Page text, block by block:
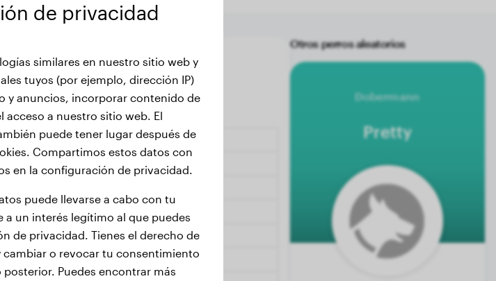
Otros perros aleatorios
Dobermann
Pretty
de privacidad
similares en nuestro sitio web y
tuyos (por ejemplo, dirección IP)
y anuncios, incorporar contenido de
acceso a nuestro sitio web. El
puede tener lugar después de
Compartimos estos datos con
en la configuración de privacidad.
puede llevarse a cabo con tu
un interés legítimo al que puedes
de privacidad. Tienes el derecho de
o revocar tu consentimiento
Puedes encontrar más